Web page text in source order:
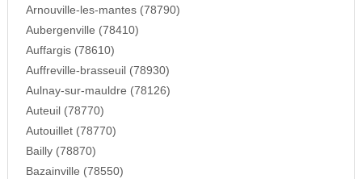
Arnouville-les-mantes (78790)
Aubergenville (78410)
Auffargis (78610)
Auffreville-brasseuil (78930)
Aulnay-sur-mauldre (78126)
Auteuil (78770)
Autouillet (78770)
Bailly (78870)
Bazainville (78550)